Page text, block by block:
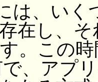
は、い
在し、
。この
、アプ